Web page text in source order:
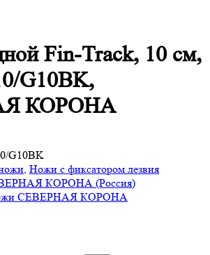
Fin-Track, 10 см,
G10BK,
КОРОНА
G10BK
Ножи с фиксатором лезвия
КОРОНА (Россия)
СЕВЕРНАЯ КОРОНА